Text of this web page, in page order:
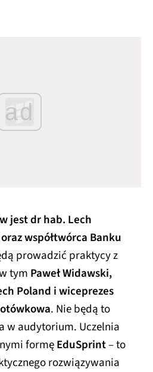
ad
jest dr hab. Lech
współtwórca Banku
prowadzić praktycy z
tym Paweł Widawski,
Poland i wiceprezes
. Nie będą to
w audytorium. Uczelnia
formęEduSprint– to
rozwiązywania